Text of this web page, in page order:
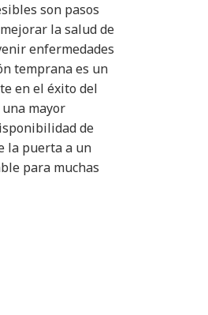
son pasos
la salud de
enfermedades
temprana es un
en el éxito del
mayor
de
la puerta a un
para muchas